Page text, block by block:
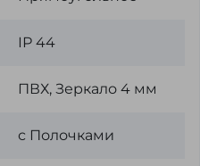
ІР 44
ПВХ, Зеркало 4 мм
с Полочками